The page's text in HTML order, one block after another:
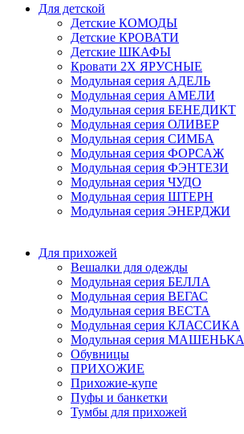
Для детской
Детские КОМОДЫ
Детские КРОВАТИ
Детские ШКАФЫ
Кровати 2Х ЯРУСНЫЕ
Модульная серия АДЕЛЬ
Модульная серия АМЕЛИ
Модульная серия БЕНЕДИКТ
Модульная серия ОЛИВЕР
Модульная серия СИМБА
Модульная серия ФОРСАЖ
Модульная серия ФЭНТЕЗИ
Модульная серия ЧУДО
Модульная серия ШТЕРН
Модульная серия ЭНЕРДЖИ
Для прихожей
Вешалки для одежды
Модульная серия БЕЛЛА
Модульная серия ВЕГАС
Модульная серия ВЕСТА
Модульная серия КЛАССИКА
Модульная серия МАШЕНЬКА
Обувницы
ПРИХОЖИЕ
Прихожие-купе
Пуфы и банкетки
Тумбы для прихожей